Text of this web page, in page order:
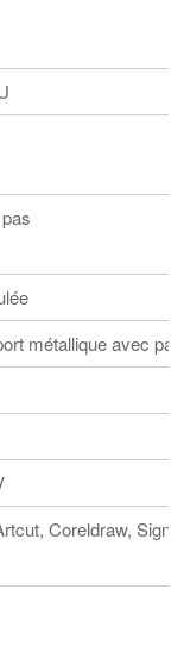
métallique avec
Coreldraw,